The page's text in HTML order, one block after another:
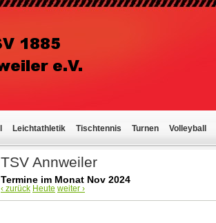
Leichtathletik Tischtennis Turnen Volleyball
TSV Annweiler
Termine im Monat Nov 2024
‹ zurück Heute weiter ›